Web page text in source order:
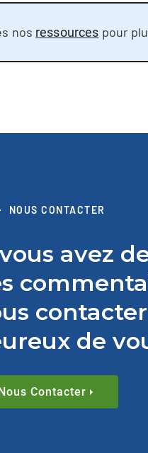
nos ressources pour
NOUS CONTACTER
avez
de
Contacter